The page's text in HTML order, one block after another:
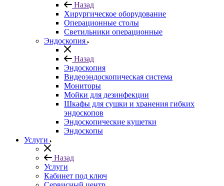
Назад
Хирургическое оборудование
Операционные столы
Светильники операционные
Эндоскопия
Назад
Эндоскопия
Видеоэндоскопическая система
Мониторы
Мойки для дезинфекции
Шкафы для сушки и хранения гибких
эндоскопов
Эндоскопические кушетки
Эндоскопы
Услуги
Назад
Услуги
Кабинет под ключ